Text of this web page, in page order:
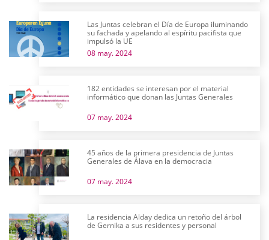
Las Juntas celebran el Día de Europa iluminando
su fachada y apelando al espíritu pacifista que
impulsó la UE
08 may. 2024
182 entidades se interesan por el material
informático que donan las Juntas Generales
07 may. 2024
45 años de la primera presidencia de Juntas
Generales de Álava en la democracia
07 may. 2024
La residencia Alday dedica un retoño del árbol
de Gernika a sus residentes y personal